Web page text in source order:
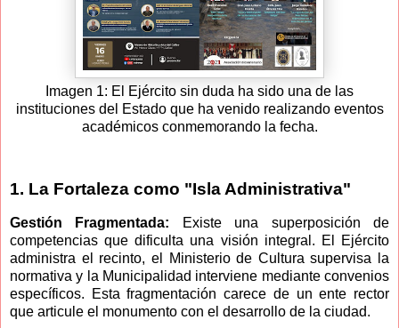
Imagen 1: El Ejército sin duda ha sido una de las
instituciones del Estado que ha venido realizando eventos
académicos conmemorando la fecha.
1. La Fortaleza como "Isla Administrativa"
Gestión Fragmentada:
Existe una superposición de
competencias que dificulta una visión integral. El Ejército
administra el recinto, el Ministerio de Cultura supervisa la
normativa y la Municipalidad interviene mediante convenios
específicos. Esta fragmentación carece de un ente rector
que articule el monumento con el desarrollo de la ciudad.